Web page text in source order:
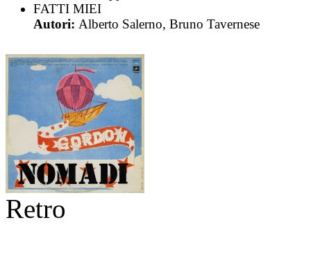
FATTI MIEI
Autori: Alberto Salerno, Bruno Tavernese
Retro